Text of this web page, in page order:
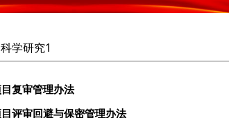
科学研究1
复审管理办法
评审回避与保密管理办法